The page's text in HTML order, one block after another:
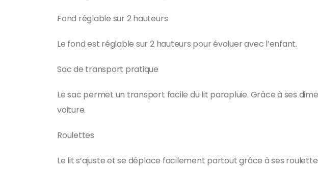
Fond réglable sur 2 hauteurs
Le fond est réglable sur 2 hauteurs pour évoluer avec l’enfant.
Sac de transport pratique
Le sac permet un transport facile du lit parapluie. Grâce à ses
voiture.
Roulettes
Le lit s’ajuste et se déplace facilement partout grâce à ses